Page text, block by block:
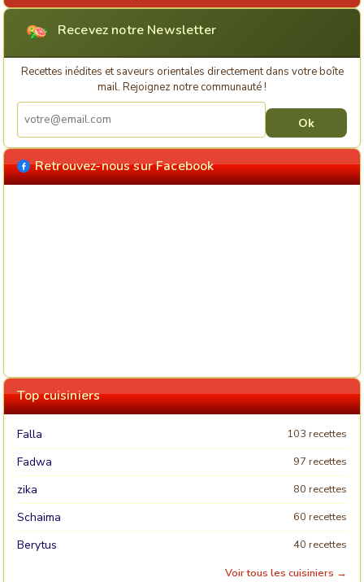
Recevez notre Newsletter
Recettes inédites et saveurs orientales directement dans votre boîte
mail. Rejoignez notre communauté !
Retrouvez-nous sur Facebook
Top cuisiniers
Falla 103 recettes
Fadwa 97 recettes
zika 80 recettes
Schaima 60 recettes
Berytus
40 recettes
Voir tous les cuisiniers →